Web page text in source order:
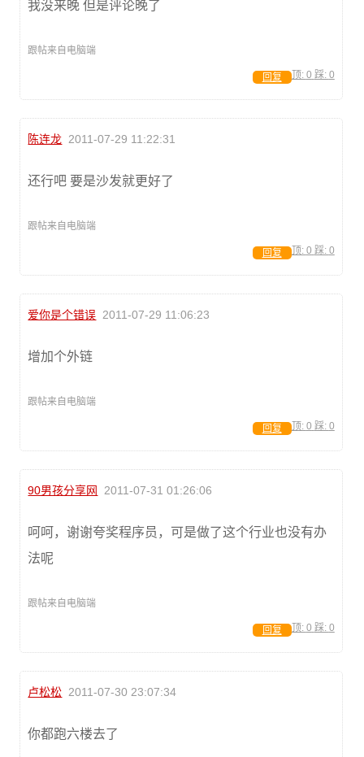
我没来晚 但是评论晚了
跟帖来自电脑端
顶: 0 踩: 0
回复
陈连龙 2011-07-29 11:22:31
还行吧 要是沙发就更好了
跟帖来自电脑端
顶: 0 踩: 0
回复
爱你是个错误 2011-07-29 11:06:23
增加个外链
跟帖来自电脑端
顶: 0 踩: 0
回复
90男孩分享网 2011-07-31 01:26:06
呵呵，谢谢夸奖程序员，可是做了这个行业也没有办
法呢
跟帖来自电脑端
顶: 0 踩: 0
回复
卢松松 2011-07-30 23:07:34
你都跑六楼去了